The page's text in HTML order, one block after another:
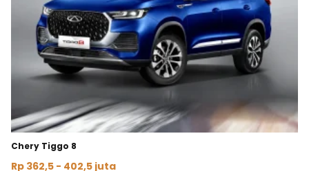
Chery Tiggo 8
Rp 362,5 - 402,5 juta